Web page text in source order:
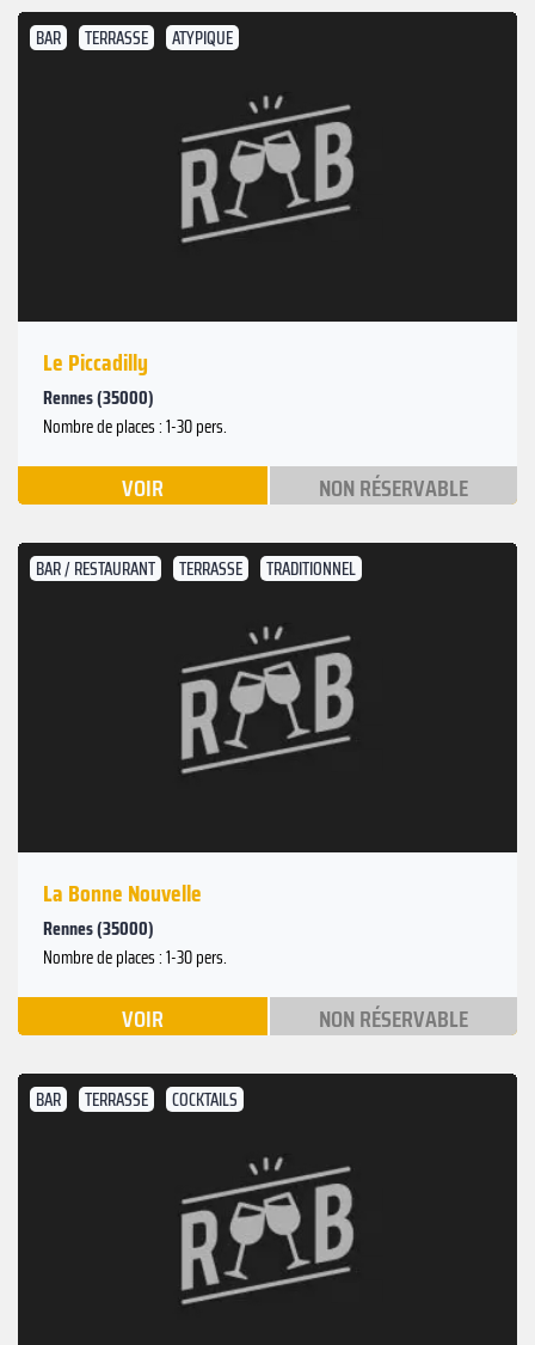
BAR TERRASSE ATYPIQUE
Le Piccadilly
Rennes (35000)
Nombre de places : 1-30 pers.
VOIR NON RÉSERVABLE
BAR / RESTAURANT TERRASSE TRADITIONNEL
La Bonne Nouvelle
Rennes (35000)
Nombre de places : 1-30 pers.
VOIR NON RÉSERVABLE
BAR TERRASSE COCKTAILS